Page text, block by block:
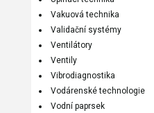
Vakuová technika
Validační systémy
Ventilátory
Ventily
Vibrodiagnostika
Vodárenské technologie
Vodní paprsek